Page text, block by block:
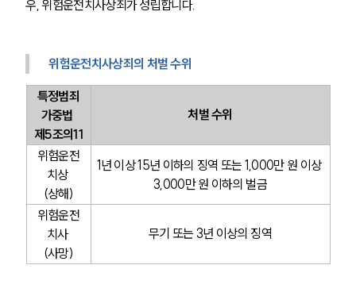
우, 위험운전치사상죄가 성립합니다.
위험운전치사상죄의 처벌 수위
특정범죄
가중법
제5조의11
처벌 수위
위험운전
치상
(상해)
1년 이상 15년 이하의 징역 또는 1,000만 원 이상
3,000만 원 이하의 벌금
위험운전
치사
(사망)
무기 또는 3년 이상의 징역